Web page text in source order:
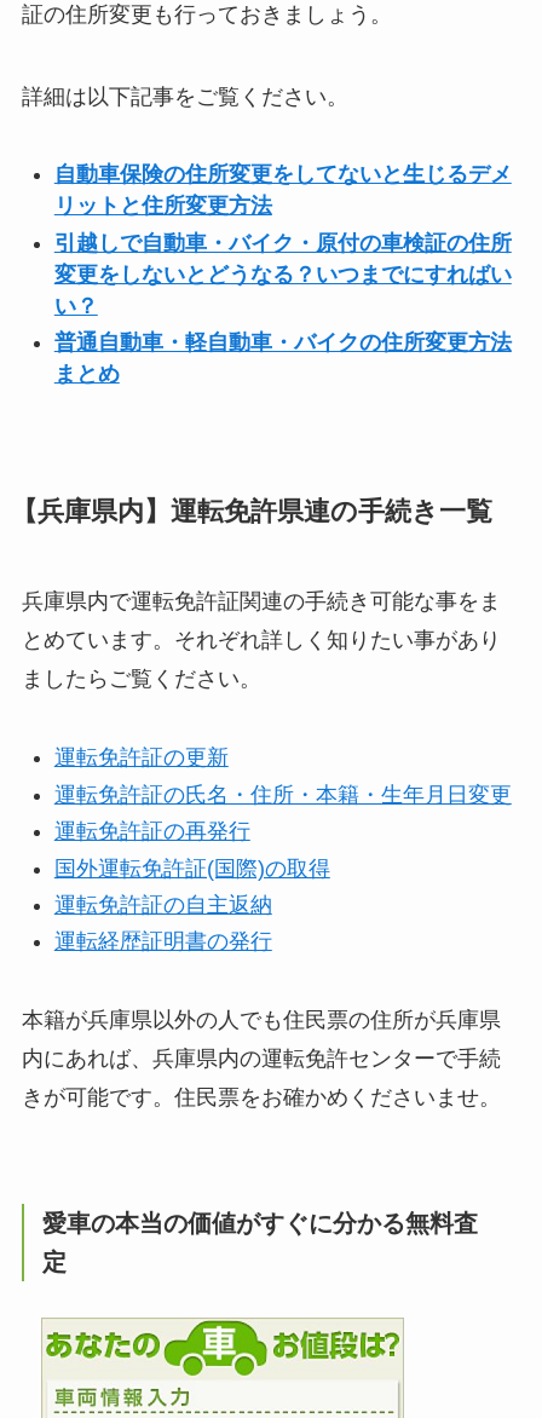
証の住所変更も行っておきましょう。
詳細は以下記事をご覧ください。
自動車保険の住所変更をしてないと生じるデメ
リットと住所変更方法
引越しで自動車・バイク・原付の車検証の住所
変更をしないとどうなる？いつまでにすればい
い？
普通自動車・軽自動車・バイクの住所変更方法
まとめ
【兵庫県内】運転免許県連の手続き一覧
兵庫県内で運転免許証関連の手続き可能な事をま
とめています。それぞれ詳しく知りたい事があり
ましたらご覧ください。
運転免許証の更新
運転免許証の氏名・住所・本籍・生年月日変更
運転免許証の再発行
国外運転免許証(国際)の取得
運転免許証の自主返納
運転経歴証明書の発行
本籍が兵庫県以外の人でも住民票の住所が兵庫県
内にあれば、兵庫県内の運転免許センターで手続
きが可能です。住民票をお確かめくださいませ。
愛車の本当の価値がすぐに分かる無料査
定